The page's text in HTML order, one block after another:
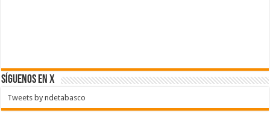
SÍGUENOS EN X
Tweets by ndetabasco